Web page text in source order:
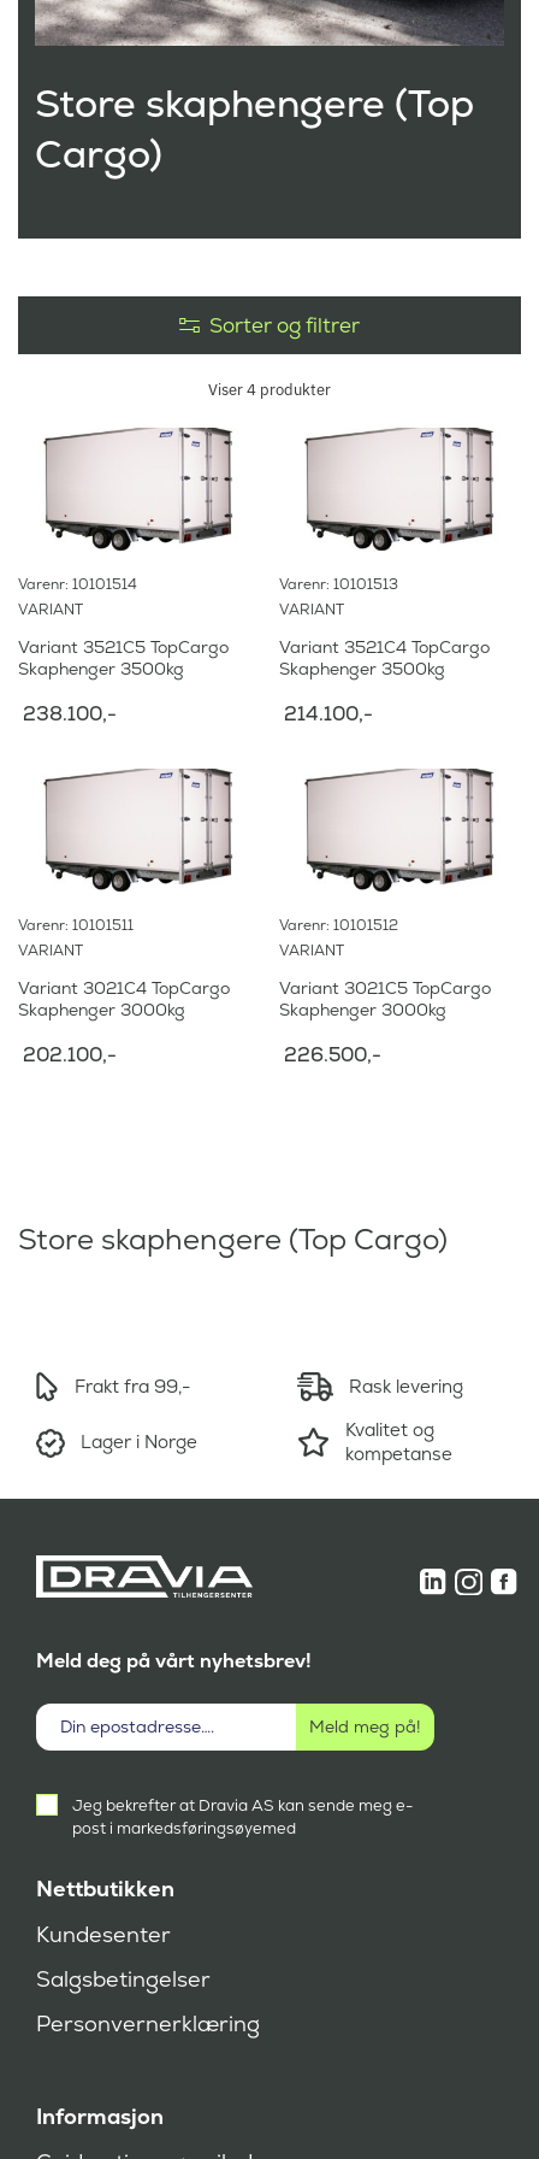
Store skaphengere (Top
Cargo)
Sorter og filtrer
Viser4 produkter
Varenr: 10101514
VARIANT
Variant 3521C5 TopCargo
Skaphenger 3500kg
238.100,-
Varenr: 10101513
VARIANT
Variant 3521C4 TopCargo
Skaphenger 3500kg
214.100,-
Varenr: 10101511
VARIANT
Variant 3021C4 TopCargo
Skaphenger 3000kg
202.100,-
Varenr: 10101512
VARIANT
Variant 3021C5 TopCargo
Skaphenger 3000kg
226.500,-
Store skaphengere (Top Cargo)
Frakt fra 99,- Rask levering
Lager i Norge
Kvalitet og
kompetanse
Nettbutikken
Kundesenter
Salgsbetingelser
Personvernerklæring
Informasjon
Meld deg på vårt nyhetsbrev!
samtykke
k
e
d
Jeg bekrefter at Dravia AS kan sende meg e-
post i markedsføringsøyemed